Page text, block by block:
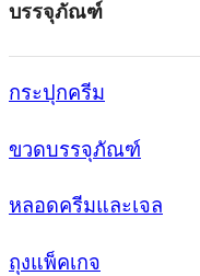
บรรจุภัณฑ์
กระปุกครีม
ขวดบรรจุภัณฑ์
หลอดครีมและเจล
ถุงแพ็คเกจ